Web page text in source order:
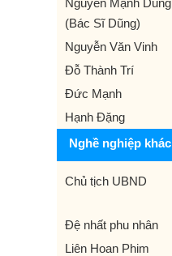
Nguyễn Mạnh Dũng
(Bác Sĩ Dũng)
Nguyễn Văn Vinh
Đỗ Thành Trí
Đức Mạnh
Hạnh Đặng
Nghề nghiệp khác
Chủ tịch UBND
Đệ nhất phu nhân
Liên Hoan Phim